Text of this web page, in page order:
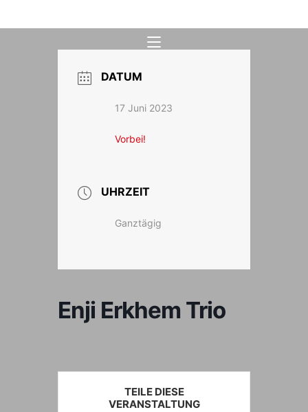
Inhalt
DATUM
17 Juni 2023
Vorbei!
UHRZEIT
Ganztägig
Enji Erkhem Trio
TEILE DIESE
VERANSTALTUNG